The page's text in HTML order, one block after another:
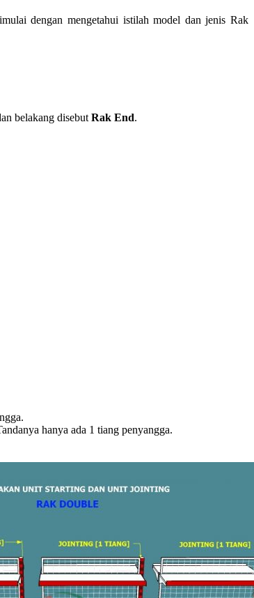
dengan mengetahui istilah model dan jenis Rak
belakang disebut Rak End.
hanya ada 1 tiang penyangga.